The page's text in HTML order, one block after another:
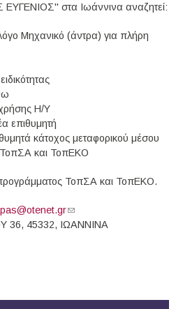
ΕΥΓΕΝΙΟΣ" στα Ιωάννινα αναζητεί:
Μηχανικό (άντρα) για πλήρη
Η/Υ
επιθυμητή
κάτοχος μεταφορικού μέσου
ΤοπΣΑ και ΤοπΕΚΟ
ΤοπΣΑ και ΤοπΕΚΟ.
(link sends e-mail)
36, 45332, ΙΩΑΝΝΙΝΑ